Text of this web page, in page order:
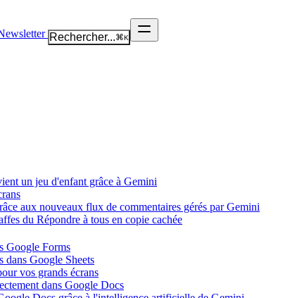
Rechercher...⌘K
un jeu d'enfant grâce à Gemini
aux nouveaux flux de commentaires gérés par Gemini
du Répondre à tous en copie cachée
Google Forms
dans Google Sheets
vos grands écrans
dans Google Docs